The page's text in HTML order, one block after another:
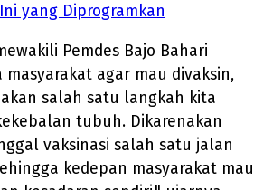
yang Diprogramkan
Pemdes Bajo Bahari
masyarakat agar mau divaksin,
salah satu langkah kita
tubuh. Dikarenakan
vaksinasi salah satu jalan
kedepan masyarakat mau